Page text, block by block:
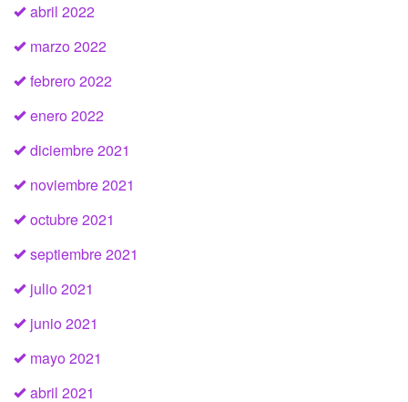
abril 2022
marzo 2022
febrero 2022
enero 2022
diciembre 2021
noviembre 2021
octubre 2021
septiembre 2021
julio 2021
junio 2021
mayo 2021
abril 2021